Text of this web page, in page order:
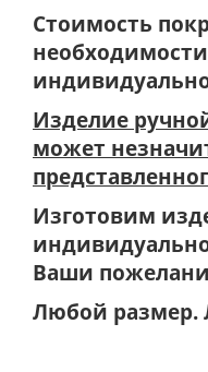
Стоимость
Изделие
может
Изготовим
Ваши
Любой размер.